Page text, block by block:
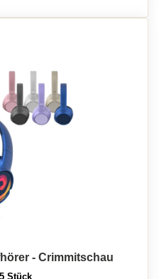
- Crimmitschau
Stück